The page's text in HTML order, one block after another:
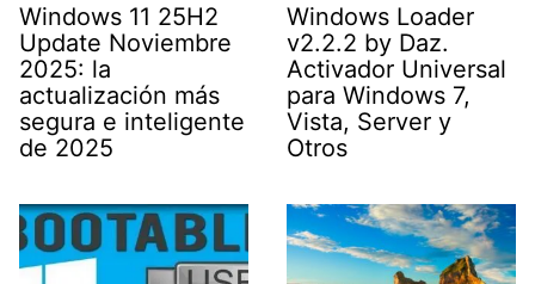
Windows 11 25H2
Update Noviembre
2025: la
actualización más
segura e inteligente
de 2025
Windows Loader
v2.2.2 by Daz.
Activador Universal
para Windows 7,
Vista, Server y
Otros